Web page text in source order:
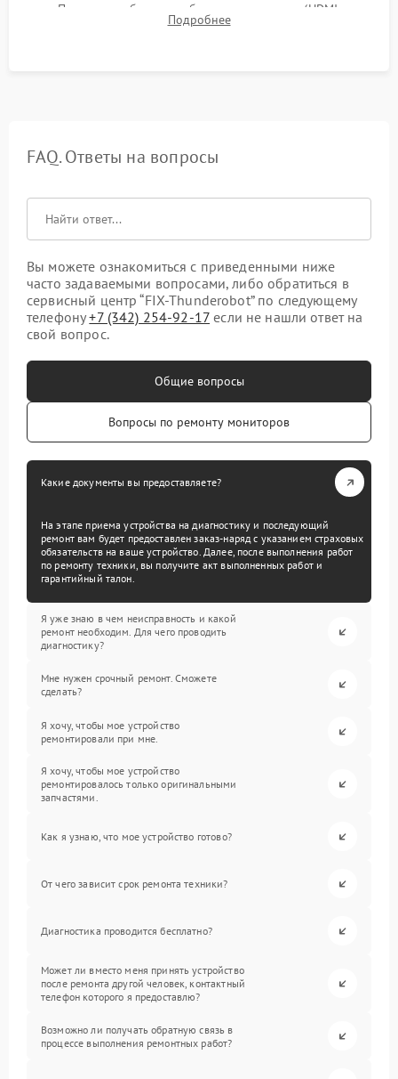
Проверка работоспособности всех портов (HDMI,
DisplayPort, VGA) и кнопок управления под нагрузкой в
Подробнее
FAQ. Ответы на вопросы
Вы можете ознакомиться с приведенными ниже
часто задаваемыми вопросами, либо обратиться в
сервисный центр “FIX-Thunderobot” по следующему
телефону+7 (342) 254-92-17 если не нашли ответ на
свой вопрос.
Общие вопросы
Вопросы по ремонту мониторов
Какие документы вы предоставляете?
На этапе приема устройства на диагностику и последующий
ремонт вам будет предоставлен заказ-наряд с указанием страховых
обязательств на ваше устройство. Далее, после выполнения работ
по ремонту техники, вы получите акт выполненных работ и
гарантийный талон.
Я уже знаю в чем неисправность и какой
ремонт необходим. Для чего проводить
диагностику?
Мне нужен срочный ремонт. Сможете
сделать?
Я хочу, чтобы мое устройство
ремонтировали при мне.
Я хочу, чтобы мое устройство
ремонтировалось только оригинальными
запчастями.
Как я узнаю, что мое устройство готово?
От чего зависит срок ремонта техники?
Диагностика проводится бесплатно?
Может ли вместо меня принять устройство
после ремонта другой человек, контактный
телефон которого я предоставлю?
Возможно ли получать обратную связь в
процессе выполнения ремонтных работ?